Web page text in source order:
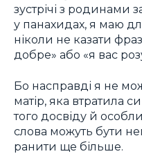
зустрічі з родинами
у панахидах, я маю
ніколи не казати
добре» або «я вас
Бо насправді я не
матір, яка втратила
того досвіду й
слова можуть бути
ранити ще більше.